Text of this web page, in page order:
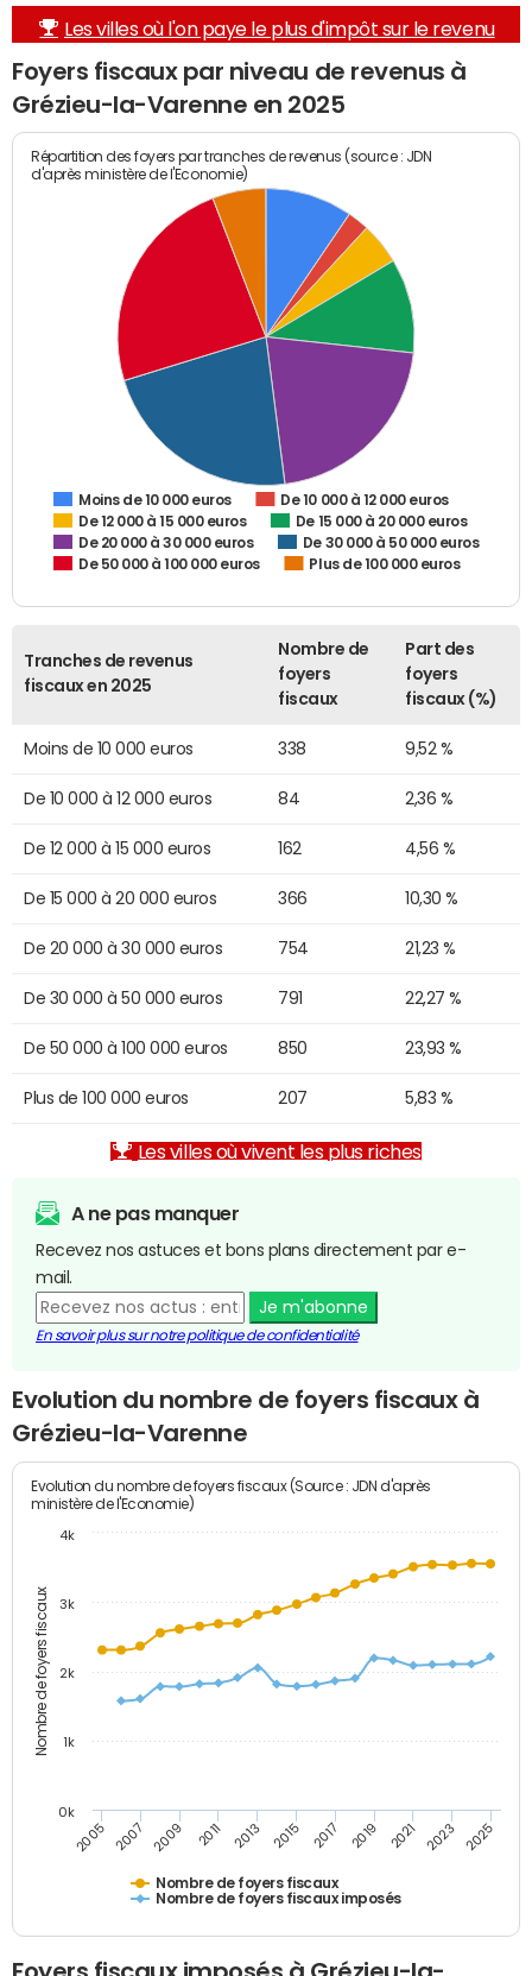
Les villes où l'on paye le plus d'impôt sur le revenu
Foyers fiscaux par niveau de revenus à
Grézieu-la-Varenne en 2025
Répartition des foyers par tranches de revenus (source : JDN
d'après ministère de l'Economie)
Moins de 10 000 euros
De 10 000 à 12 000 euros
De 12 000 à 15 000 euros
De 15 000 à 20 000 euros
De 20 000 à 30 000 euros
De 30 000 à 50 000 euros
De 50 000 à 100 000 euros
Plus de 100 000 euros
Tranches de revenus
fiscaux en 2025
Nombre de
foyers
fiscaux
Part des
foyers
fiscaux (%)
Moins de 10 000 euros 338 9,52 %
De 10 000 à 12 000 euros 84 2,36 %
De 12 000 à 15 000 euros 162 4,56 %
De 15 000 à 20 000 euros 366 10,30 %
De 20 000 à 30 000 euros 754 21,23 %
De 30 000 à 50 000 euros 791 22,27 %
De 50 000 à 100 000 euros 850 23,93 %
Plus de 100 000 euros 207 5,83 %
Les villes où vivent les plus riches
A ne pas manquer
Recevez nos astuces et bons plans directement par e-
mail.
Je m'abonne
En savoir plus sur notre politique de confidentialité
Evolution du nombre de foyers fiscaux à
Grézieu-la-Varenne
Nombre de foyers fiscaux
Evolution du nombre de foyers fiscaux (Source : JDN d'après
ministère de l'Economie)
Nombre de foyers fiscaux
Nombre de foyers fiscaux imposés
2005 2007 2009 2011 2013 2015 2017 2019 2021 2023 2025
0k
1k
2k
3k
4k
Foyers fiscaux imposés à Grézieu-la-